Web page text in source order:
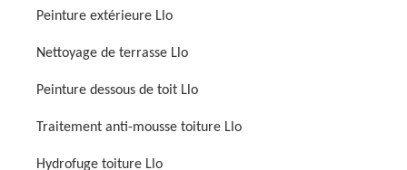
Peinture extérieure Llo
Nettoyage de terrasse Llo
Peinture dessous de toit Llo
Traitement anti-mousse toiture Llo
Hydrofuge toiture Llo